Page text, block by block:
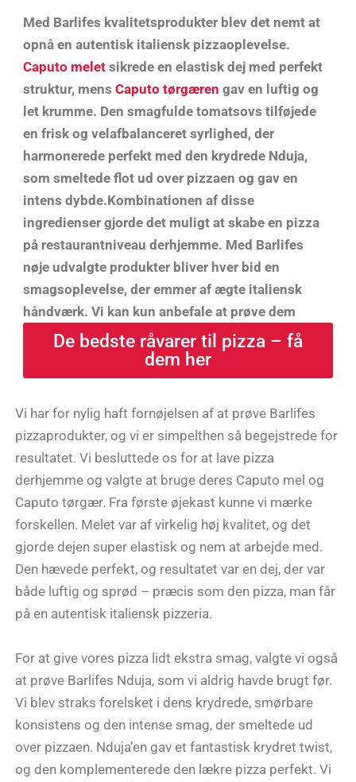
Med Barlifes kvalitetsprodukter blev det nemt at
opnå en autentisk italiensk pizzaoplevelse.
Caputo melet sikrede en elastisk dej med perfekt
struktur, mensCaputo tørgæren gav en luftig og
let krumme. Den smagfulde tomatsovs tilføjede
en frisk og velafbalanceret syrlighed, der
harmonerede perfekt med den krydrede Nduja,
som smeltede flot ud over pizzaen og gav en
intens dybde.Kombinationen af disse
ingredienser gjorde det muligt at skabe en pizza
på restaurantniveau derhjemme. Med Barlifes
nøje udvalgte produkter bliver hver bid en
smagsoplevelse, der emmer af ægte italiensk
håndværk. Vi kan kun anbefale at prøve dem
De bedste råvarer til pizza – få
dem her
Vi har for nylig haft fornøjelsen af at prøve Barlifes
pizzaprodukter, og vi er simpelthen så begejstrede for
resultatet. Vi besluttede os for at lave pizza
derhjemme og valgte at bruge deres Caputo mel og
Caputo tørgær. Fra første øjekast kunne vi mærke
forskellen. Melet var af virkelig høj kvalitet, og det
gjorde dejen super elastisk og nem at arbejde med.
Den hævede perfekt, og resultatet var en dej, der var
både luftig og sprød – præcis som den pizza, man får
på en autentisk italiensk pizzeria.
For at give vores pizza lidt ekstra smag, valgte vi også
at prøve Barlifes Nduja, som vi aldrig havde brugt før.
Vi blev straks forelsket i dens krydrede, smørbare
konsistens og den intense smag, der smeltede ud
over pizzaen. Nduja’en gav et fantastisk krydret twist,
og den komplementerede den lækre pizza perfekt. Vi